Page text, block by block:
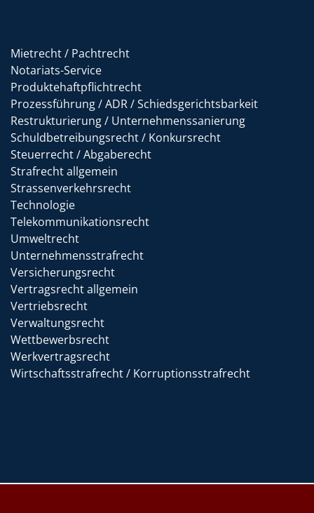
Mietrecht / Pachtrecht
Notariats-Service
Produktehaftpflichtrecht
Prozessführung / ADR / Schiedsgerichtsbarkeit
Restrukturierung / Unternehmenssanierung
Schuldbetreibungsrecht / Konkursrecht
Steuerrecht / Abgaberecht
Strafrecht allgemein
Strassenverkehrsrecht
Technologie
Telekommunikationsrecht
Umweltrecht
Unternehmensstrafrecht
Versicherungsrecht
Vertragsrecht allgemein
Vertriebsrecht
Verwaltungsrecht
Wettbewerbsrecht
Werkvertragsrecht
Wirtschaftsstrafrecht / Korruptionsstrafrecht